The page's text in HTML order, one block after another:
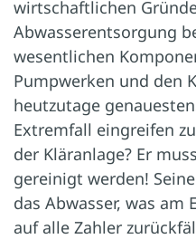
wirtschaftlichen
Abwasserentsorgung
wesentlichen
Pumpwerken und den
heutzutage
Extremfall eingreifen
der Kläranlage? Er
gereinigt werden!
das Abwasser, was am
auf alle Zahler